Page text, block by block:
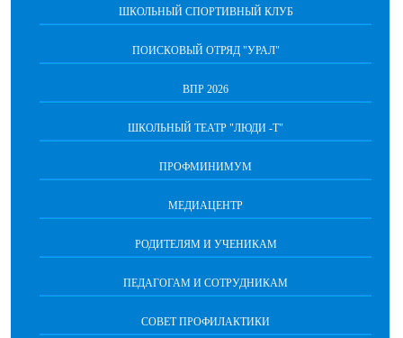
ШКОЛЬНЫЙ СПОРТИВНЫЙ КЛУБ
ПОИСКОВЫЙ ОТРЯД "УРАЛ"
ВПР 2026
ШКОЛЬНЫЙ ТЕАТР "ЛЮДИ -Т"
ПРОФМИНИМУМ
МЕДИАЦЕНТР
РОДИТЕЛЯМ И УЧЕНИКАМ
ПЕДАГОГАМ И СОТРУДНИКАМ
СОВЕТ ПРОФИЛАКТИКИ